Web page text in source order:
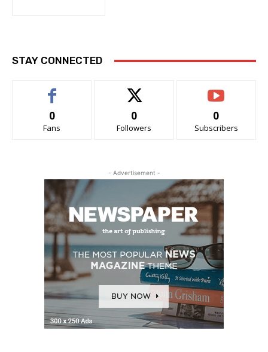
STAY CONNECTED
0
Fans
0
Followers
0
Subscribers
- Advertisement -